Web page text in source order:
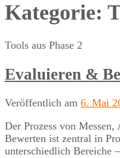
Kategorie:
Tools aus Phase 2
Evaluieren &
Veröffentlich am 6. Mai
Der Prozess von
Bewerten ist zentral in
unterschiedlich Bereiche